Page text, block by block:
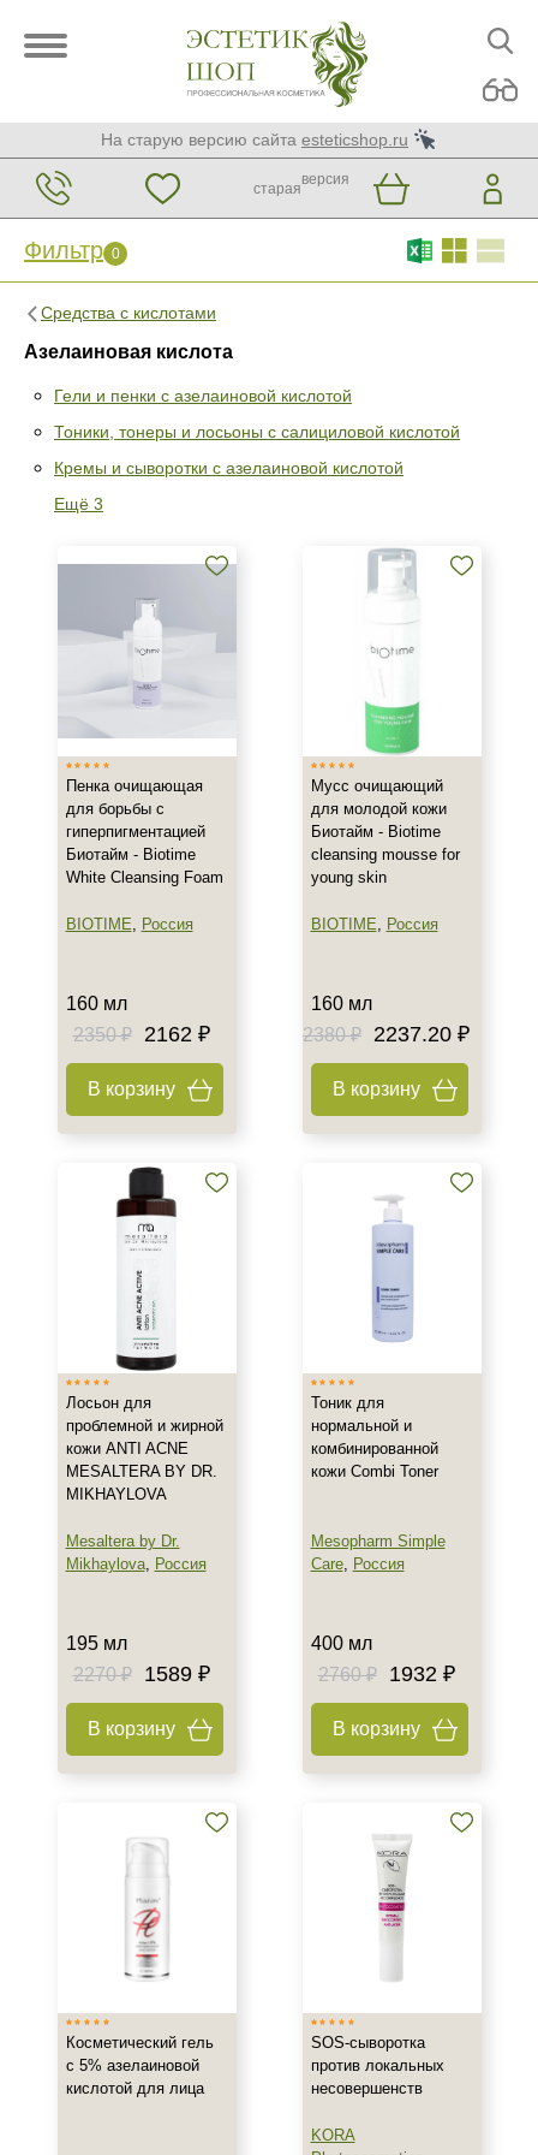
На старую версию сайта esteticshop.ru
старая
версия
Фильтр 0
Средства с кислотами
Азелаиновая кислота
Гели и пенки с азелаиновой кислотой
Тоники, тонеры и лосьоны с салициловой кислотой
Кремы и сыворотки с азелаиновой кислотой
Ещё 3
Фильтр 0
салициловой кислотой
Кремы и сыворотки с
Показать еще
Бренд
BIOTIME
BTpeeL
Christina
Показать еще
Страна
Россия
Тип товара
Гель
Показать еще
Азелаиновый
Мультикислотный
Поверхностно-срединный
Класс косметики
Домашняя
Профессиональная
Тип кожи
Жирная
Зрелая
Показать еще
Возраст
Любой возраст (от 18 лет)
Восстановление
Матирование
Обезжиривание
Пенка очищающая
для борьбы с
гиперпигментацией
Биотайм - Biotime
White Cleansing Foam
BIOTIME, Россия
160 мл
2350 ₽
2162 ₽
В корзину
Мусс очищающий
для молодой кожи
Биотайм - Biotime
cleansing mousse for
young skin
BIOTIME, Россия
160 мл
2380 ₽
2237.20 ₽
В корзину
Лосьон для
проблемной и жирной
кожи ANTI ACNE
MESALTERA BY DR.
MIKHAYLOVA
Mesaltera by Dr.
Mikhaylova, Россия
195 мл
2270 ₽
1589 ₽
В корзину
Тоник для
нормальной и
комбинированной
кожи Combi Toner
Mesopharm Simple
Care, Россия
400 мл
2760 ₽
1932 ₽
В корзину
Косметический гель
с 5% азелаиновой
кислотой для лица
SOS-сыворотка
против локальных
несовершенств
KORA